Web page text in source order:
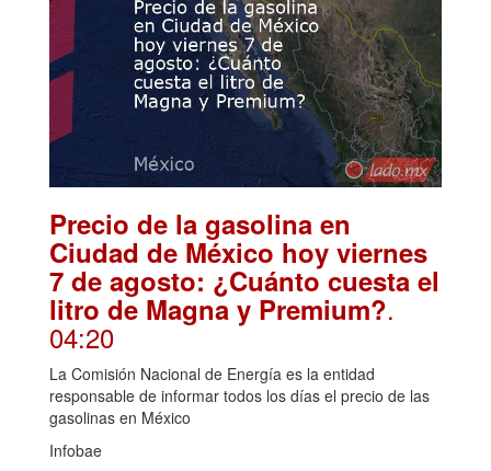
Precio de la gasolina en
Ciudad de México hoy viernes
7 de agosto: ¿Cuánto cuesta el
litro de Magna y Premium?.
04:20
La Comisión Nacional de Energía es la entidad
responsable de informar todos los días el precio de las
gasolinas en México
Infobae